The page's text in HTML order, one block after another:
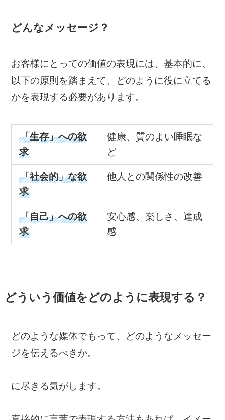
どんなメッセージ？
お客様にとっての価値の表現には、基本的に、
以下の原則を踏まえて、どのように役に立てる
かを表現する必要があります。
「生存」への欲
求
健康、質のよい睡眠な
ど
「社会的」な欲
求
他人との関係性の改善
「自己」への欲
求
安心感、楽しさ、達成
感
どういう価値をどのように表現する？
どのような媒体でもって、どのようなメッセー
ジを伝えるべきか。
に尽きる気がします。